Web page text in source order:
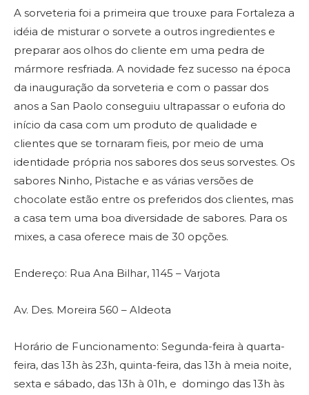
A sorveteria foi a primeira que trouxe para Fortaleza a
idéia de misturar o sorvete a outros ingredientes e
preparar aos olhos do cliente em uma pedra de
mármore resfriada. A novidade fez sucesso na época
da inauguração da sorveteria e com o passar dos
anos a San Paolo conseguiu ultrapassar o euforia do
início da casa com um produto de qualidade e
clientes que se tornaram fieis, por meio de uma
identidade própria nos sabores dos seus sorvestes. Os
sabores Ninho, Pistache e as várias versões de
chocolate estão entre os preferidos dos clientes, mas
a casa tem uma boa diversidade de sabores. Para os
mixes, a casa oferece mais de 30 opções.
Endereço: Rua Ana Bilhar, 1145 – Varjota
Av. Des. Moreira 560 – Aldeota
Horário de Funcionamento: Segunda-feira à quarta-
feira, das 13h às 23h, quinta-feira, das 13h à meia noite,
sexta e sábado, das 13h à 01h, e domingo das 13h às